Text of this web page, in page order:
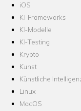
iOS
KI-Frameworks
KI-Modelle
KI-Testing
Krypto
Kunst
Künstliche
Linux
MacOS